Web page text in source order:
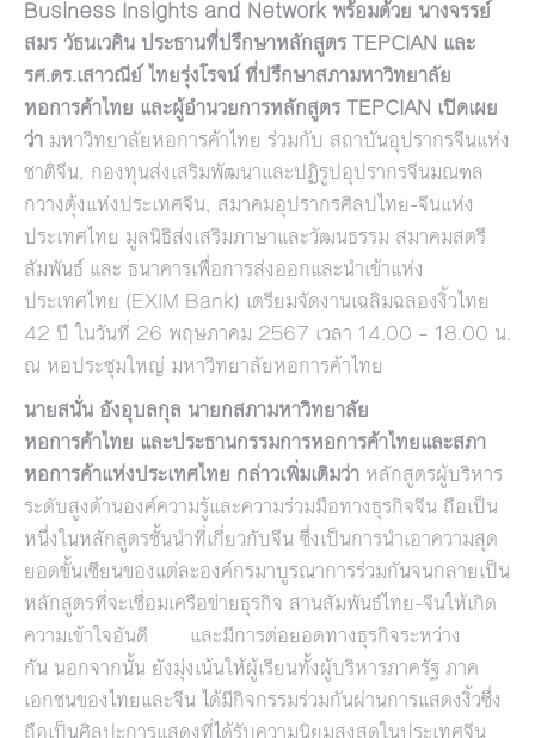
Business Insights and Networkพร้อมด้วย นางจรรย์
สมร วัธนเวคิน ประธานที่ปรึกษาหลักสูตรTEPCIAN และ
รศ.ดร.เสาวณีย์ ไทยรุ่งโรจน์ ที่ปรึกษาสภามหาวิทยาลัย
หอการค้าไทย และผู้อำนวยการหลักสูตรTEPCIAN เปิดเผย
ว่า มหาวิทยาลัยหอการค้าไทย ร่วมกับ สถาบันอุปรากรจีนแห่ง
ชาติจีน, กองทุนส่งเสริมพัฒนาและปฏิรูปอุปรากรจีนมณฑล
กวางตุ้งแห่งประเทศจีน, สมาคมอุปรากรศิลปไทย-จีนแห่ง
ประเทศไทย มูลนิธิส่งเสริมภาษาและวัฒนธรรม สมาคมสตรี
สัมพันธ์ และ ธนาคารเพื่อการส่งออกและนำเข้าแห่ง
ประเทศไทย (EXIM Bank) เตรียมจัดงานเฉลิมฉลองงิ้วไทย
42 ปี ในวันที่ 26 พฤษภาคม 2567 เวลา 14.00 – 18.00 น.
ณ หอประชุมใหญ่ มหาวิทยาลัยหอการค้าไทย
นายสนั่น อังอุบลกุล นายกสภามหาวิทยาลัย
หอการค้าไทย และประธานกรรมการหอการค้าไทยและสภา
หอการค้าแห่งประเทศไทย กล่าวเพิ่มเติมว่า หลักสูตรผู้บริหาร
ระดับสูงด้านองค์ความรู้และความร่วมมือทางธุรกิจจีน ถือเป็น
หนึ่งในหลักสูตรชั้นนำที่เกี่ยวกับจีน ซึ่งเป็นการนำเอาความสุด
ยอดขั้นเซียนของแต่ละองค์กรมาบูรณาการร่วมกันจนกลายเป็น
หลักสูตรที่จะเชื่อมเครือข่ายธุรกิจ สานสัมพันธ์ไทย-จีนให้เกิด
ความเข้าใจอันดี และมีการต่อยอดทางธุรกิจระหว่าง
กัน นอกจากนั้น ยังมุ่งเน้นให้ผู้เรียนทั้งผู้บริหารภาครัฐ ภาค
เอกชนของไทยและจีน ได้มีกิจกรรมร่วมกันผ่านการแสดงงิ้วซึ่ง